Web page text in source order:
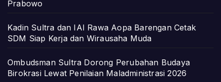
Prabowo
Kadin Sultra dan IAI Rawa Aopa Barengan Cetak
SDM Siap Kerja dan Wirausaha Muda
Ombudsman Sultra Dorong Perubahan Budaya
Birokrasi Lewat Penilaian Maladministrasi 2026